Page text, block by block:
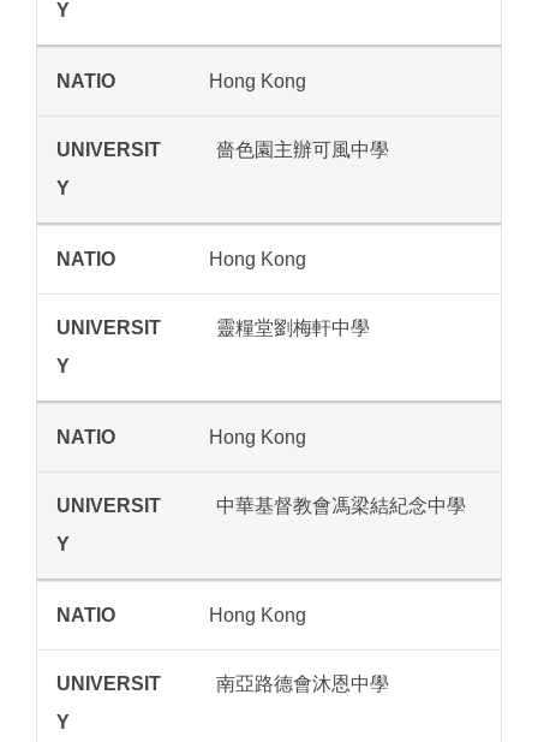
Hong Kong
嗇色園主辦可風中學
Hong Kong
靈糧堂劉梅軒中學
Hong Kong
中華基督教會馮梁結紀念中學
Hong Kong
南亞路德會沐恩中學